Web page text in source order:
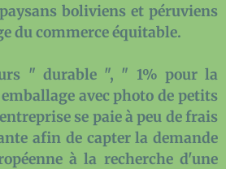
boliviens et péruviens
du commerce équitable.
" durable ", " 1% pour la
avec photo de petits
se paie à peu de frais
afin de capter la demande
à la recherche d'une